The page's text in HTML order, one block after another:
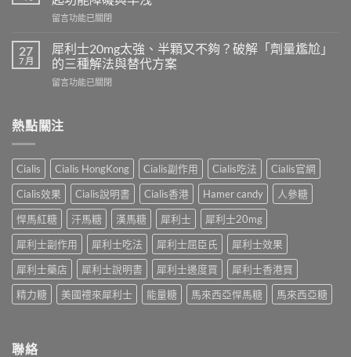
久？
完
指
南：
港
必
療
程
安
排
與
療
效
評
估〉
中
可
以
犀
利
士
一
嗎？
完
整
解
析：
併
用
條
件、
風
險
在
度
超
級
犀
全
雙
效
合
一
如
何
同
時
解
決
留言功能已關閉
27
7 月
犀利士20mg太強、半顆又不夠？破解「劑量尷尬」
的三種解法與替代方案
在
士
20mg
強、
半
顆
又
不
夠？
破
解
「劑
量
尬」
留言功能已關閉
熱點關注
Cialis Cialis HongKong Cialis副作用 Cialis吃法
Cialis官網
Cialis效果
Cialis說明書 Cialis香港 Hamer candy
人參糖
悍馬紅糖
汗馬糖 漢馬糖 犀利士
犀利士20mg
犀利士副作用
犀利士吃法 犀利士屈臣氏
犀利士效果
犀利士藥店
犀利士說明書 犀利士邊度買
犀利士香港買
精力糖
美國禮來犀利士 能量糖 馬來西亞悍馬糖 馬來西亞糖
聯絡